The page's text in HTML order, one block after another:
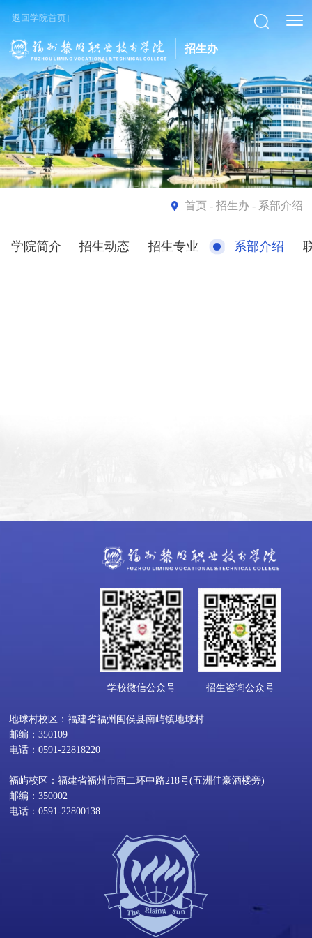
[返回学院首页]
招生办
首页- 招生办 - 系部介绍
学院简介 招生动态 招生专业 系部介绍
学校微信公众号 招生咨询公众号
地球村校区：福建省福州闽侯县南屿镇地球村
邮编：350109
电话：0591-22818220
福屿校区：福建省福州市西二环中路218号(五洲佳豪酒楼旁)
邮编：350002
电话：0591-22800138